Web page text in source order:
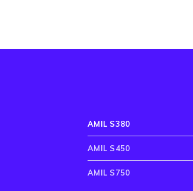
AMIL S380
AMIL S450
AMIL S750